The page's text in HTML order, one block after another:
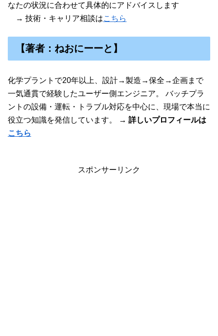
なたの状況に合わせて具体的にアドバイスします
→ 技術・キャリア相談はこちら
【著者：ねおにーーと】
化学プラントで20年以上、設計→製造→保全→企画まで
一気通貫で経験したユーザー側エンジニア。 バッチプラ
ントの設備・運転・トラブル対応を中心に、現場で本当に
役立つ知識を発信しています。
→ 詳しいプロフィールは
こちら
スポンサーリンク